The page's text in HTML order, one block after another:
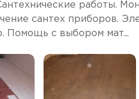
работы.
сантех приборов.
Помощь с выбором мат...